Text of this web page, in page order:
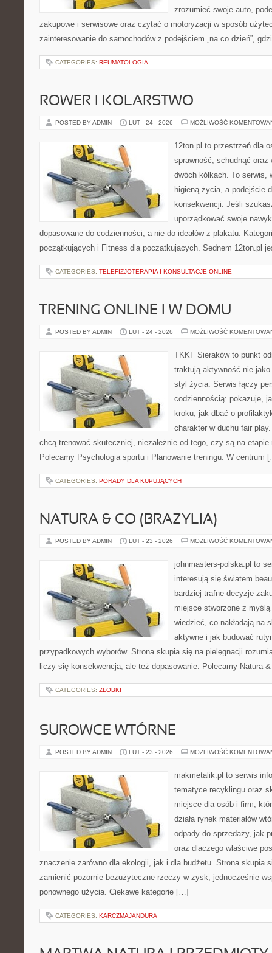
zrozumieć swoje auto,
zakupowe i serwisowe oraz czytać o motoryzacji w sposób
zainteresowanie do samochodów z podejściem „na co dzień”,
CATEGORIES: REUMATOLOGIA
ROWER I KOLARSTWO
POSTED BY ADMIN LUT - 24 - 2026 MOŻLIWOŚĆ
12ton.pl to przestrzeń dla
sprawność, schudnąć oraz
dwóch kółkach. To
higieną życia, a podejście
konsekwencji. Jeśli
uporządkować swoje
dopasowane do codzienności, a nie do ideałów z plakatu.
początkujących i Fitness dla początkujących. Sednem 12ton.pl
CATEGORIES: TELEFIZJOTERAPIA I KONSULTACJE ONLINE
TRENING ONLINE I W DOMU
POSTED BY ADMIN LUT - 24 - 2026 MOŻLIWOŚĆ
TKKF Sieraków to punkt
traktują aktywność nie
styl życia. Serwis łączy
codziennością: pokazuje,
kroku, jak dbać o
charakter w duchu fair
chcą trenować skuteczniej, niezależnie od tego, czy są na etapie
Polecamy Psychologia sportu i Planowanie treningu. W centrum
CATEGORIES: PORADY DLA KUPUJĄCYCH
NATURA & CO (BRAZYLIA)
POSTED BY ADMIN LUT - 23 - 2026 MOŻLIWOŚĆ
johnmasters-polska.pl to
interesują się światem
bardziej trafne decyzje
miejsce stworzone z
wiedzieć, co nakładają na
aktywne i jak budować
przypadkowych wyborów. Strona skupia się na pielęgnacji
liczy się konsekwencja, ale też dopasowanie. Polecamy Natura
CATEGORIES: ŻŁOBKI
SUROWCE WTÓRNE
POSTED BY ADMIN LUT - 23 - 2026 MOŻLIWOŚĆ
makmetalik.pl to serwis
tematyce recyklingu oraz
miejsce dla osób i firm,
działa rynek materiałów
odpady do sprzedaży, jak
oraz dlaczego właściwe
znaczenie zarówno dla ekologii, jak i dla budżetu. Strona skupia
zamienić pozornie bezużyteczne rzeczy w zysk, jednocześnie
ponownego użycia. Ciekawe kategorie […]
CATEGORIES: KARCZMAJANDURA